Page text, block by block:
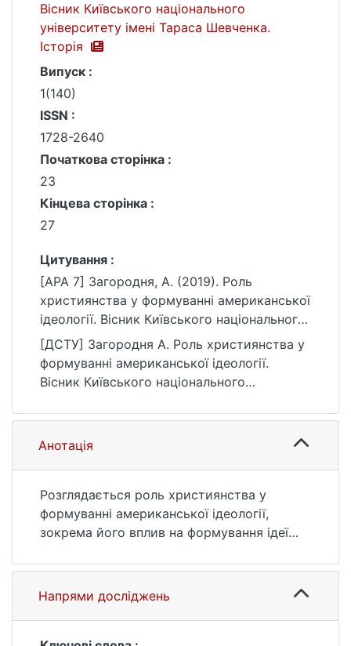
Вісник Київського національного
університету імені Тараса Шевченка.
Історія
Випуск :
1(140)
ISSN :
1728-2640
Початкова сторінка :
23
Кінцева сторінка :
27
Цитування :
[APA 7] Загородня, А. (2019). Роль
християнства у формуванні американської
ідеології. Вісник Київського національного
університету імені Тараса Шевченка.
Історія, (1(140)), 23–27.
https://doi.org/10.17721/1728-
[ДСТУ] Загородня А. Роль християнства у
формуванні американської ідеології.
Вісник Київського національного
Історія. 2019. № 1(140). С. 23—27. DOI:
10.17721/1728-2640.2019.140.5 (дата
звернення: 25.07.2026).
Анотація
Розглядається роль християнства у
формуванні американської ідеології,
зокрема його вплив на формування ідеї
актуалізацію ролі релігії у вітчизняному
суспільно-політичному житті, видається
актуальним проведення комплексного
Напрями досліджень